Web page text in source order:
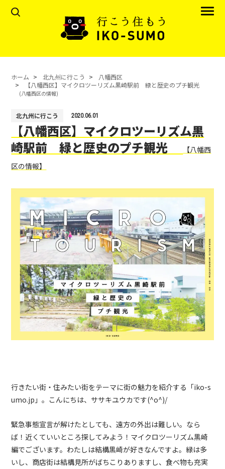
ホーム 北九州に行こう
八幡西区
【八幡西区】マイクロツーリズム黒崎駅前 緑と歴史のプチ観光
(八幡西区の情報)
北九州に行こう 2020.06.01
【八幡西区】マイクロツーリズム黒
崎駅前 緑と歴史のプチ観光
【八幡西
区の情報】
行きたい街・住みたい街をテーマに街の魅力を紹介する「iko-s
umo.jp」。こんにちは、ササキユウカです(^o^)/
緊急事態宣言が解けたとしても、遠方の外出は難しい。なら
ば！近くていいところ探してみよう！マイクロツーリズム黒崎
編でございます。わたしは結構黒崎が好きなんですよ。緑は多
いし、商店街は結構見所がばちこりありますし、食べ物も充実